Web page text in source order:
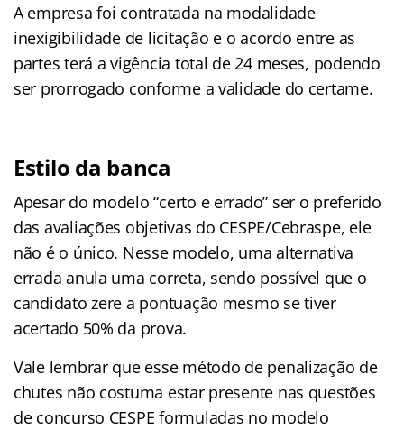
A empresa foi contratada na modalidade
inexigibilidade de licitação e o acordo entre as
partes terá a vigência total de 24 meses, podendo
ser prorrogado conforme a validade do certame.
Estilo da banca
Apesar do modelo “certo e errado” ser o preferido
das avaliações objetivas do CESPE/Cebraspe, ele
não é o único. Nesse modelo, uma alternativa
errada anula uma correta, sendo possível que o
candidato zere a pontuação mesmo se tiver
acertado 50% da prova.
Vale lembrar que esse método de penalização de
chutes não costuma estar presente nas questões
de concurso CESPE formuladas no modelo